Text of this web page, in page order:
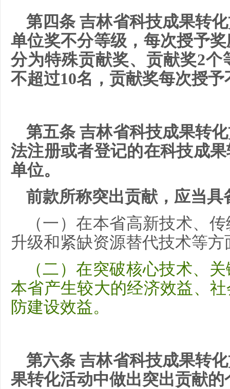
第四条 吉林省科技成果转
单位奖不分等级，每次授予
分为特殊贡献奖、贡献奖2
不超过10名，贡献奖每次授予
第五条 吉林省科技成果转
法注册或者登记的在科技成
单位。
前款所称突出贡献，应当具
（一）在本省高新技术、
升级和紧缺资源替代技术等
（二）在突破核心技术、
本省产生较大的经济效益、
防建设效益。
第六条 吉林省科技成果转
果转化活动中做出突出贡献的